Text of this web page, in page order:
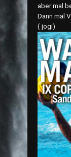
aber mal
Dann mal
( jogi)